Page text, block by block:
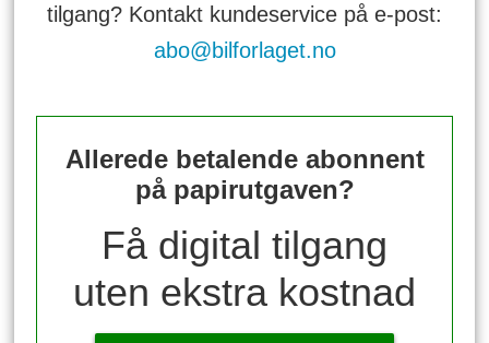
tilgang? Kontakt kundeservice på e-post:
abo@bilforlaget.no
Allerede betalende abonnent
på papirutgaven?
Få digital tilgang
uten ekstra kostnad